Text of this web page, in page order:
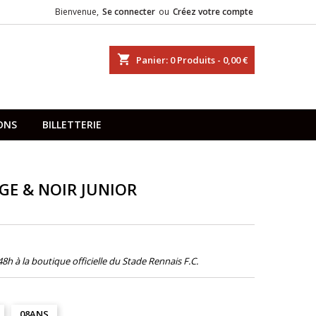
Bienvenue, Se connecter ou Créez votre compte
shopping_cart Panier: 0Produits - 0,00 €
BILLETTERIE
& NOIR JUNIOR
à la boutique officielle du Stade Rennais F.C.